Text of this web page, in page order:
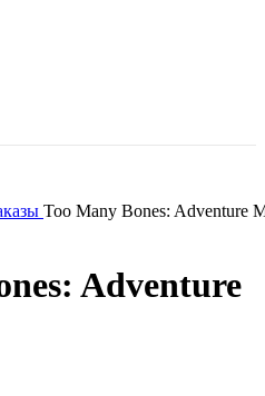
Too Many Bones: Adventure
Adventure